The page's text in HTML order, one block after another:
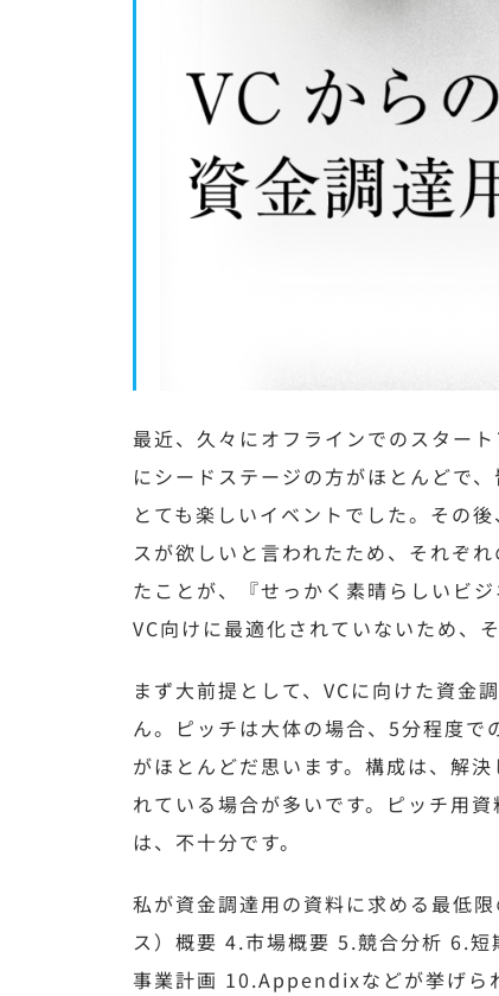
最近、久々にオフラインでのスター
にシードステージの方がほとんどで
とても楽しいイベントでした。その
スが欲しいと言われたため、それぞ
たことが、『せっかく素晴らしいビ
VC向けに最適化されていないため、
まず大前提として、VCに向けた資金
ん。ピッチは大体の場合、5分程度
がほとんどだ思います。構成は、解
れている場合が多いです。ピッチ用
は、不十分です。
私が資金調達用の資料に求める最低
ス）概要 4.市場概要 5.競合分析 6.
事業計画 10.Appendixなどが挙げら